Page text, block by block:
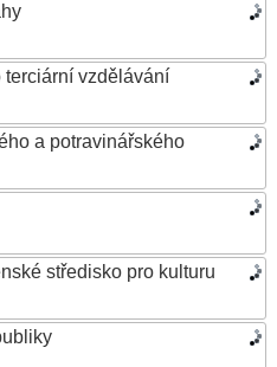
terciární vzdělávání
a potravinářského
středisko pro kulturu